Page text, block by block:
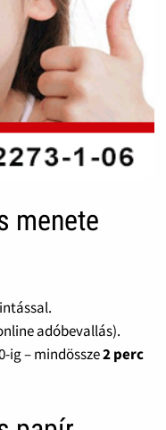
menete
adóbevallás).
ig – mindössze2 perc